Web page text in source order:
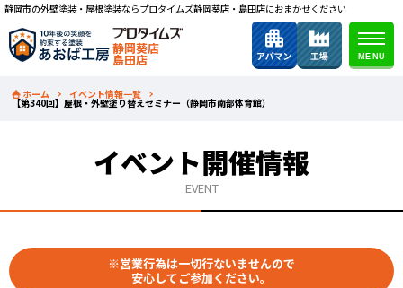
静岡市の外壁塗装・屋根塗装ならプロタイムズ静岡葵店・島田店におまかせください
静岡葵店
島田店
ホーム イベント情報一覧
【第340回】屋根・外壁塗り替えセミナー（静岡市南部体育館）
イベント開催情報
EVENT
※営業行為は一切行ないませんので
安心してご参加ください。